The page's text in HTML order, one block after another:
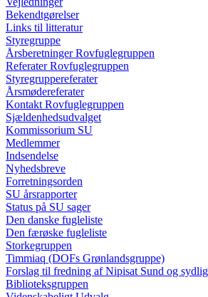
Bekendtgørelser
Links til litteratur
Styregruppe
Årsberetninger Rovfuglegruppen
Referater Rovfuglegruppen
Styregruppereferater
Årsmødereferater
Kontakt Rovfuglegruppen
Sjældenhedsudvalget
Kommissorium SU
Medlemmer
Indsendelse
Nyhedsbreve
Forretningsorden
SU årsrapporter
Status på SU sager
Den danske fugleliste
Den færøske fugleliste
Storkegruppen
Timmiaq (DOFs Grønlandsgruppe)
Forslag til fredning af Nipisat Sund og
Biblioteksgruppen